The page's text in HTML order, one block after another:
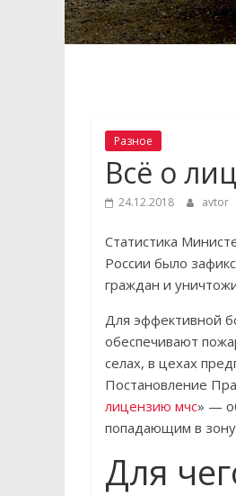
Разное
Всё о
24.12.2018 avtor
Статистика
России было
граждан и
Для эффективной
обеспечивают
селах, в цехах
Постановление
лицензию мчс» —
попадающим в зону
Для